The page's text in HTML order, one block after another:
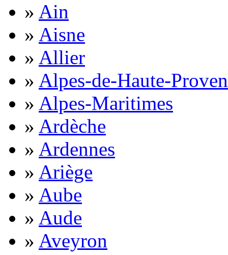
» Ain
» Aisne
» Allier
» Alpes-de-Haute-
» Alpes-Maritimes
» Ardèche
» Ardennes
» Ariège
» Aube
» Aude
» Aveyron